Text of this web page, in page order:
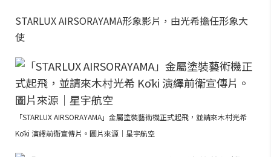
STARLUX AIRSORAYAMA形象影片，由光希擔任形象大
使
「STARLUX AIRSORAYAMA」金屬塗裝藝術機正式起飛，並請來木村光希
Kōki 演繹前衛宣傳片。圖片來源｜星宇航空